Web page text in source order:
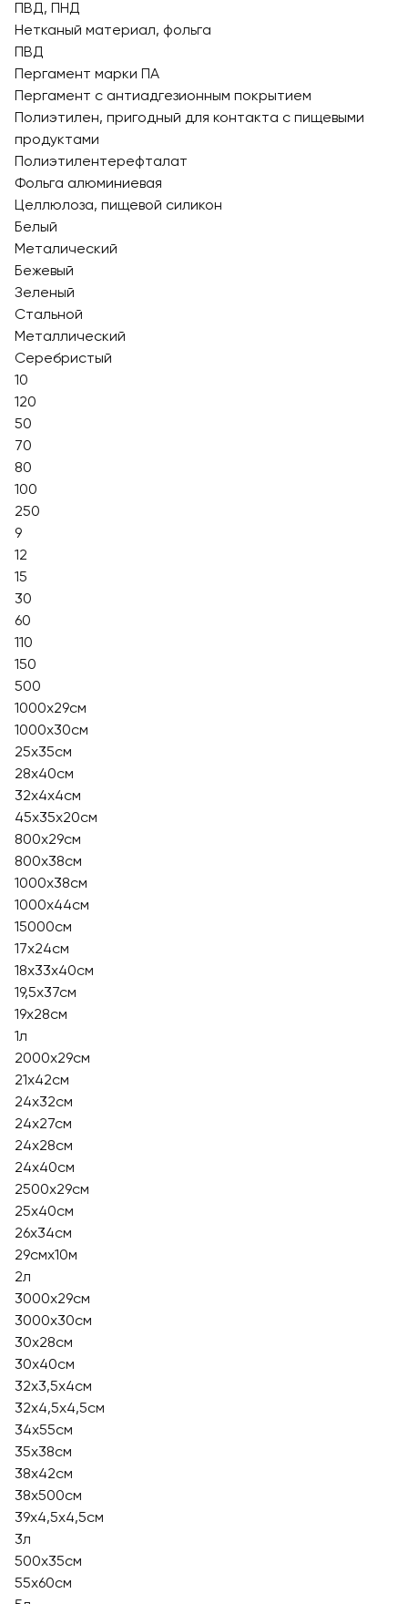
ПВД, ПНД
Нетканый материал, фольга
ПВД
Пергамент марки ПА
Пергамент с антиадгезионным покрытием
Полиэтилен, пригодный для контакта с пищевыми
продуктами
Полиэтилентерефталат
Фольга алюминиевая
Целлюлоза, пищевой силикон
Белый
Металический
Бежевый
Зеленый
Стальной
Металлический
Серебристый
10
120
50
70
80
100
250
9
12
15
30
60
110
150
500
1000х29см
1000х30см
25х35см
28х40см
32х4х4см
45х35х20см
800х29см
800х38см
1000х38см
1000х44см
15000см
17х24см
18х33х40см
19,5х37см
19х28см
1л
2000х29см
21х42см
24x32см
24х27см
24х28см
24х40см
2500х29см
25х40см
26х34см
29смх10м
2л
3000х29см
3000х30см
30х28см
30х40см
32х3,5х4см
32х4,5х4,5см
34х55см
35х38см
38х42см
38х500см
39х4,5х4,5см
3л
500х35см
55x60см